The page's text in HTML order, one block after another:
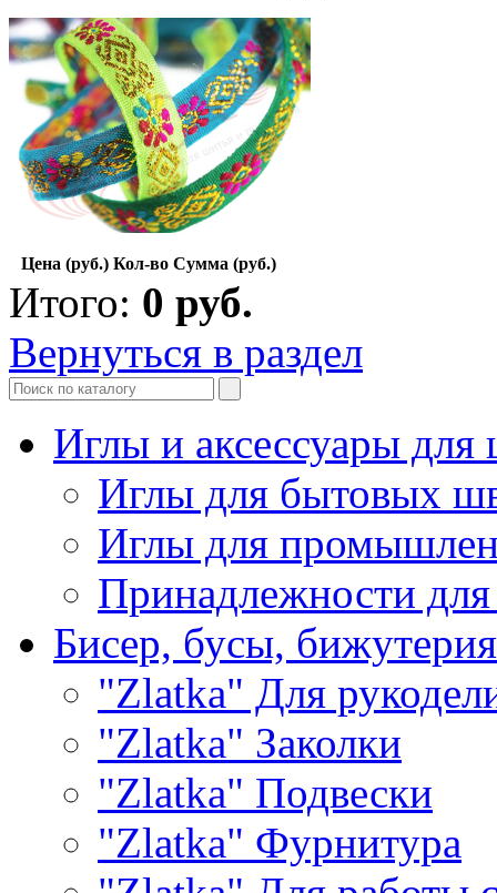
Цена (руб.) Кол-во Сумма (руб.)
Итого: 0 руб.
Вернуться в раздел
Иглы и аксессуары
Иглы для бытовых
Иглы для
Принадлежности
Бисер, бусы, бижутерия
"Zlatka" Для
"Zlatka" Заколки
"Zlatka" Подвески
"Zlatka" Фурнитура